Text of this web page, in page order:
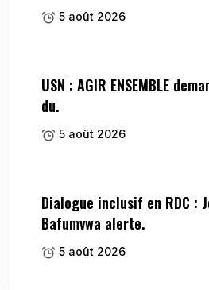
5 août 2026
USN : AGIR ENSEMBLE
du.
5 août 2026
Dialogue inclusif en RDC :
Bafumvwa alerte.
5 août 2026